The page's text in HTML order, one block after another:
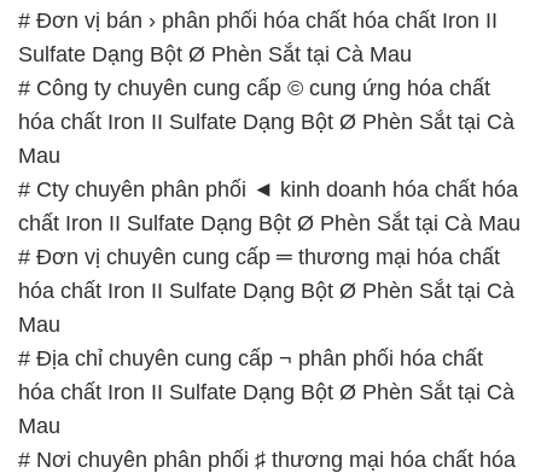
# Đơn vị bán › phân phối hóa chất hóa chất Iron II
Sulfate Dạng Bột Ø Phèn Sắt tại Cà Mau
# Công ty chuyên cung cấp © cung ứng hóa chất
hóa chất Iron II Sulfate Dạng Bột Ø Phèn Sắt tại Cà
Mau
# Cty chuyên phân phối ◄ kinh doanh hóa chất hóa
chất Iron II Sulfate Dạng Bột Ø Phèn Sắt tại Cà Mau
# Đơn vị chuyên cung cấp ═ thương mại hóa chất
hóa chất Iron II Sulfate Dạng Bột Ø Phèn Sắt tại Cà
Mau
# Địa chỉ chuyên cung cấp ¬ phân phối hóa chất
hóa chất Iron II Sulfate Dạng Bột Ø Phèn Sắt tại Cà
Mau
# Nơi chuyên phân phối ♯ thương mại hóa chất hóa